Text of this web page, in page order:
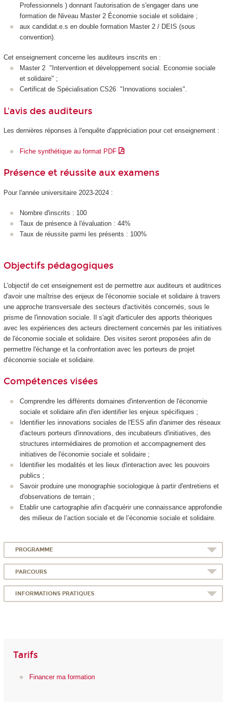
Professionnels ) donnant l'autorisation de s'engager dans une
formation de Niveau Master 2 Économie sociale et solidaire ;
aux candidat.e.s en double formation Master 2 / DEIS (sous
convention).
Cet enseignement concerne les auditeurs inscrits en :
Master 2 "Intervention et développement social. Economie sociale
et solidaire" ;
Certificat de Spécialisation CS26 "Innovations sociales".
L'avis des auditeurs
Les dernières réponses à l'enquête d'appréciation pour cet enseignement :
Fiche synthétique au format PDF
Présence et réussite aux examens
Pour l'année universitaire 2023-2024 :
Nombre d'inscrits : 100
Taux de présence à l'évaluation : 44%
Taux de réussite parmi les présents : 100%
Objectifs pédagogiques
L'objectif de cet enseignement est de permettre aux auditeurs et auditrices
d'avoir une maîtrise des enjeux de l'économie sociale et solidaire à travers
une approche transversale des secteurs d'activités concernés, sous le
prisme de l'innovation sociale. Il s'agit d'articuler des apports théoriques
avec les expériences des acteurs directement concernés par les initiatives
de l'économie sociale et solidaire. Des visites seront proposées afin de
permettre l'échange et la confrontation avec les porteurs de projet
d'économie sociale et solidaire.
Compétences visées
Comprendre les différents domaines d'intervention de l'économie
sociale et solidaire afin d'en identifier les enjeux spécifiques ;
Identifier les innovations sociales de l'ESS afin d'animer des réseaux
d'acteurs porteurs d'innovations, des incubateurs d'initiatives, des
structures intermédiaires de promotion et accompagnement des
initiatives de l'économie sociale et solidaire ;
Identifier les modalités et les lieux d'interaction avec les pouvoirs
publics ;
Savoir produire une monographie sociologique à partir d'entretiens et
d'observations de terrain ;
Etablir une cartographie afin d'acquérir une connaissance approfondie
des milieux de l’action sociale et de l’économie sociale et solidaire.
PROGRAMME
PARCOURS
INFORMATIONS PRATIQUES
Tarifs
Financer ma formation